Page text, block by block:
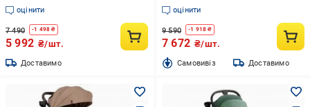
оцінити
7 490 -1 498 ₴
5 992 ₴/шт.
Доставимо
оцінити
9 590 -1 918 ₴
7 672 ₴/шт.
Cамовивіз Доставимо